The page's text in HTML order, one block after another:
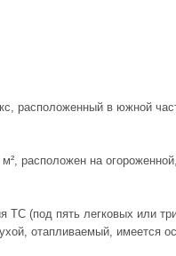
расположенный в южной
расположен на
ТС (под пять легковых или
отапливаемый, имеется